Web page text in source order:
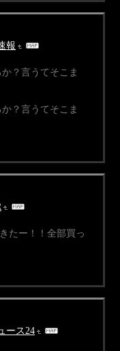
報
？言うてそこま
？言うてそこま
たー！！全部買っ
ース24